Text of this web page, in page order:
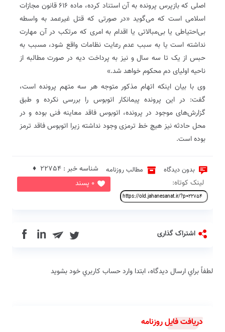
اصلی که بازپرس پرونده به آن استناد کرده، ماده ۶۱۶ قانون مجازات
اسلامی است که می‌گوید «در صورتی که قتل غیرعمد به واسطه
بی‌احتیاطی یا بی‌مبالاتی یا اقدام به امری که مرتکب در آن مهارت
نداشته است یا به سبب عدم رعایت نظامات واقع شود، مسبب به
حبس از یک تا سه سال و نیز به پرداخت دیه در صورت مطالبه از
ناحیه اولیای دم‌ محکوم خواهد شد.»
وی با بیان اینکه اتهام مذکور متوجه هر سه متهم پرونده است،
گفت: در این پرونده پیمانکار اتوبوس را بررسی نکرده و طبق
گزارش‌های موجود در پرونده، اتوبوس فاقد معاینه فنی بوده و در
محل حادثه نیز هیچ خط ترمزی وجود نداشته زیرا اتوبوس فاقد ترمز
بوده است.
بدون دیدگاه مطالب روزنامه
0 پسند
شناسه خبر : 22754 ♦
لینک کوتاه:
اشتراک گذاری in
لطفاً براي ارسال دیدگاه، ابتدا وارد حساب كاربري خود بشويد
دریافت فایل روزنامه